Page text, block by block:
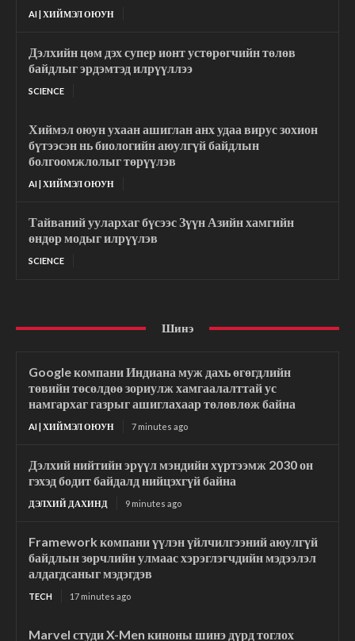
AI | ХИЙМЭЛ ОЮУН
Дэлхийн цөм дэх супер ионт устөрөгчийн төлөв
байдлыг эрдэмтэд илрүүллээ
SCIENCE
Хиймэл оюун ухаан ашиглан анх удаа вирус зохион
бүтээсэн нь биологийн аюулгүй байдлын
болгоомжлолыг төрүүлэв
AI | ХИЙМЭЛ ОЮУН
Тайваний уулархаг бүсээс Зүүн Азийн хамгийн
өндөр модыг илрүүлэв
SCIENCE
Шинэ
Google компани Индиана муж дахь өгөгдлийн
төвийн төсөлдөө зориулж хамгаалалттай ус
намгархаг газрыг ашиглахаар төлөвлөж байна
AI | ХИЙМЭЛ ОЮУН 7 minutes ago
Дэлхий нийтийн эрүүл мэндийн хүртээмж 2030 он
гэхэд бодит байдалд нийцэхгүй байна
ДЭЛХИЙ ДАХИНД 9 minutes ago
Framework компани үүлэн үйлчилгээний аюулгүй
байдлын зөрчлийн улмаас хэрэглэгчдийн мэдээлэл
алдагдсаныг мэдэгдэв
TECH 17 minutes ago
Marvel студи X-Men киноны шинэ дүрд тоглох